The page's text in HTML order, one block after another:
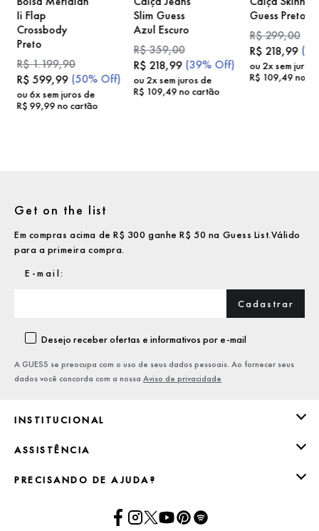
Ii Flap
Crossbody
Preto
R$1.199,90
R$ 599,99 (50% Off)
ou 6x sem juros de
R$ 99,99no cartão
Slim Guess
Azul Escuro
R$359,00
R$ 218,99 (39% Off)
ou2x sem juros de
R$ 109,49no cartão
Guess Preto
R$299,00
R$ 218,99 (
ou 2x sem juros
R$ 109,49no
INSTITUCIONAL
ASSISTÊNCIA
PRECISANDO DE AJUDA?
Get on the list
Em compras acima de R$ 300 ganhe R$ 50 na Guess List.Válido
para a primeira compra.
Cadastrar
Desejo receber ofertas e informativos por e-mail
A GUESS se preocupa com o uso de seus dados pessoais. Ao fornecer seus
dados você concorda com a nossa Aviso de privacidade